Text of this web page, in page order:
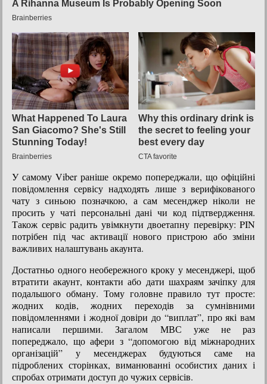
У самому Viber раніше окремо попереджали, що офіційні
повідомлення сервісу надходять лише з верифікованого
чату з синьою позначкою, а сам месенджер ніколи не
просить у чаті персональні дані чи код підтвердження.
Також сервіс радить увімкнути двоетапну перевірку: PIN
потрібен під час активації нового пристрою або зміни
важливих налаштувань акаунта.
Достатньо одного необережного кроку у месенджері, щоб
втратити акаунт, контакти або дати шахраям зачіпку для
подальшого обману. Тому головне правило тут просте:
жодних кодів, жодних переходів за сумнівними
повідомленнями і жодної довіри до “виплат”, про які вам
написали першими. Загалом МВС уже не раз
попереджало, що афери з “допомогою від міжнародних
організацій” у месенджерах будуються саме на
підроблених сторінках, виманюванні особистих даних і
спробах отримати доступ до чужих сервісів.